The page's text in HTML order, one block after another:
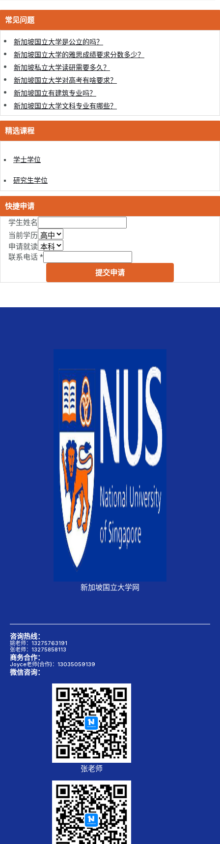
常见问题
新加坡国立大学是公立的吗？
新加坡国立大学的雅思成绩要求分数多少？
新加坡私立大学读研需要多久？
新加坡国立大学对高考有啥要求？
新加坡国立有建筑专业吗？
新加坡国立大学文科专业有哪些？
精选课程
学士学位
研究生学位
快捷申请
学生姓名
当前学历
申请就读
联系电话 *
提交申请
新加坡国立大学网
咨询热线：
姚老师：13275763191
张老师：13275858113
商务合作：
Joyce老师(合作)：13035059139
微信咨询：
张老师